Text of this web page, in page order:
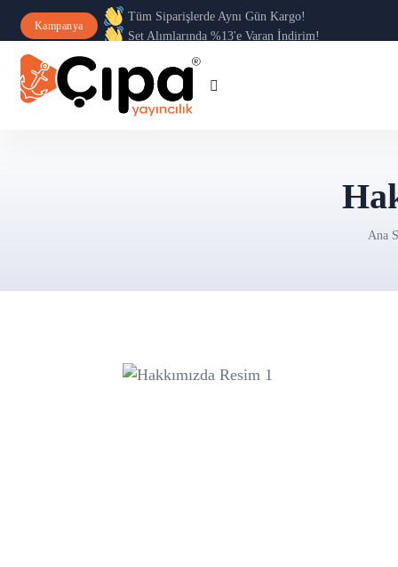
Kampanya
Tüm Siparişlerde Aynı Gün Kargo!
Set Alımlarında %13'e Varan İndirim!
Ana